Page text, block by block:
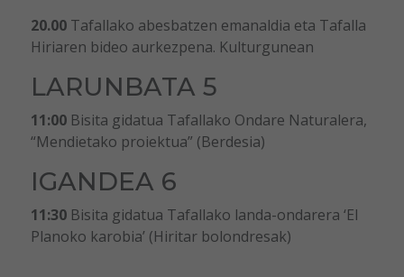
20.00Tafallako abesbatzen emanaldia eta Tafalla
Hiriaren bideo aurkezpena. Kulturgunean
LARUNBATA 5
11:00Bisita gidatua Tafallako Ondare Naturalera,
“Mendietako proiektua” (Berdesia)
IGANDEA 6
11:30Bisita gidatua Tafallako landa-ondarera ‘El
Planoko karobia’ (Hiritar bolondresak)